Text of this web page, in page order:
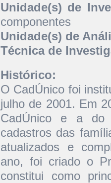
Unidade(s) de
componentes
Unidade(s) de
Técnica de
Histórico:
O CadÚnico foi
julho de 2001. Em
CadÚnico e a do
cadastros das
atualizados e
ano, foi criado o
constitui como